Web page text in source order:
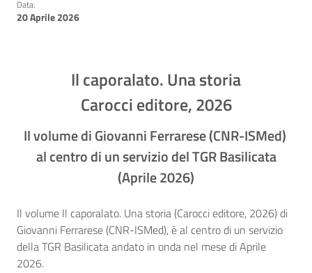
Data:
20 Aprile 2026
Il caporalato. Una storia
Carocci editore, 2026
Il volume di Giovanni Ferrarese (CNR-ISMed)
al centro di un servizio del TGR Basilicata
(Aprile 2026)
Il volume Il caporalato. Una storia (Carocci editore, 2026) di
Giovanni Ferrarese (CNR-ISMed), è al centro di un servizio
della TGR Basilicata andato in onda nel mese di Aprile
2026.